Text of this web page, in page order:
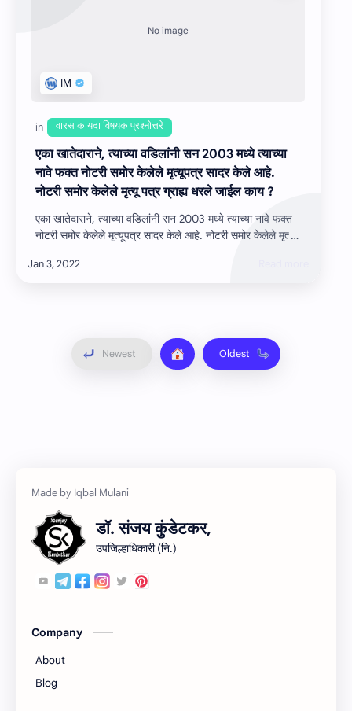
एका खातेदाराने, त्‍याच्‍या वडिलांनी सन 2003 मध्ये त्‍याच्‍या
नावे फक्त नोटरी समोर केलेले मृत्यूपत्र सादर केले आहे.
नोटरी समोर केलेले मृत्यू पत्र ग्राह्य धरले जाईल काय ?
एका खातेदाराने, त्‍याच्‍या वडिलांनी सन 2003 मध्ये त्‍याच्‍या नावे फक्त
नोटरी समोर केलेले मृत्यूपत्र सादर केले आहे. नोटरी समोर केलेले मृत्यू
डॉ. संजय कुंडेटकर,
उपजिल्हाधिकारी (नि.)
Company
About
Blog